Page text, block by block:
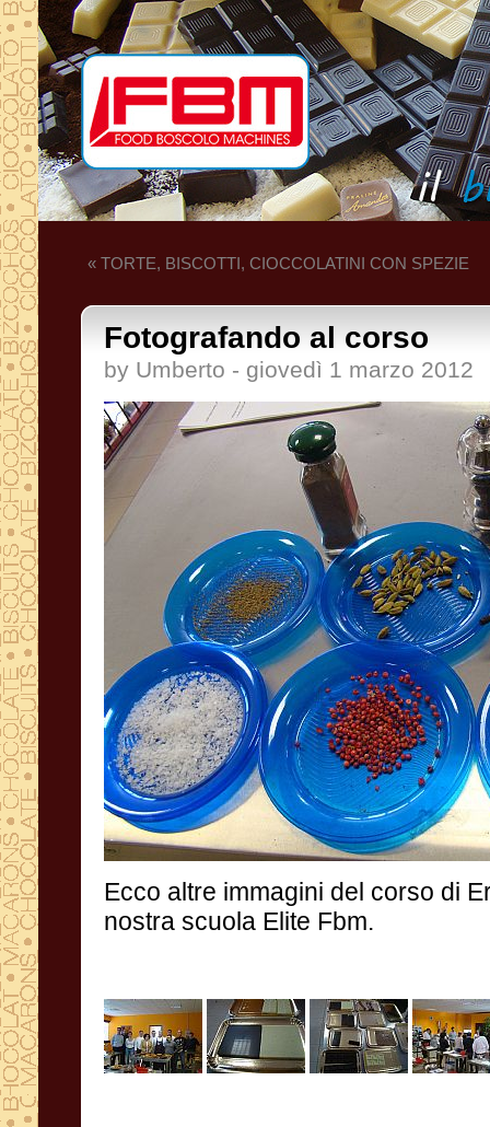
« TORTE, BISCOTTI, CIOCCOLATINI CON SPEZIE
Fotografando al corso
by Umberto - giovedì 1 marzo 2012
Ecco altre immagini del corso di
nostra scuola Elite Fbm.